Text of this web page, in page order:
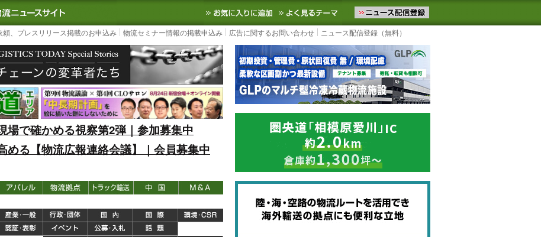
｜国内最大の物流ニュースサイト3PL, SCMなど国内外の最新の物流ニュースをお届けします。物流ニュースメール配信を登録す
お気に入りに追加 よく見るテーマ
頼、プレスリリース掲載のお申込み 物流セミナー情報の掲載申込み 広告に関するお問い合わせ ニュース配信登録（無料）
場で確かめる視察第2弾｜参加募集中
める【物流広報連絡会議】｜会員募集中